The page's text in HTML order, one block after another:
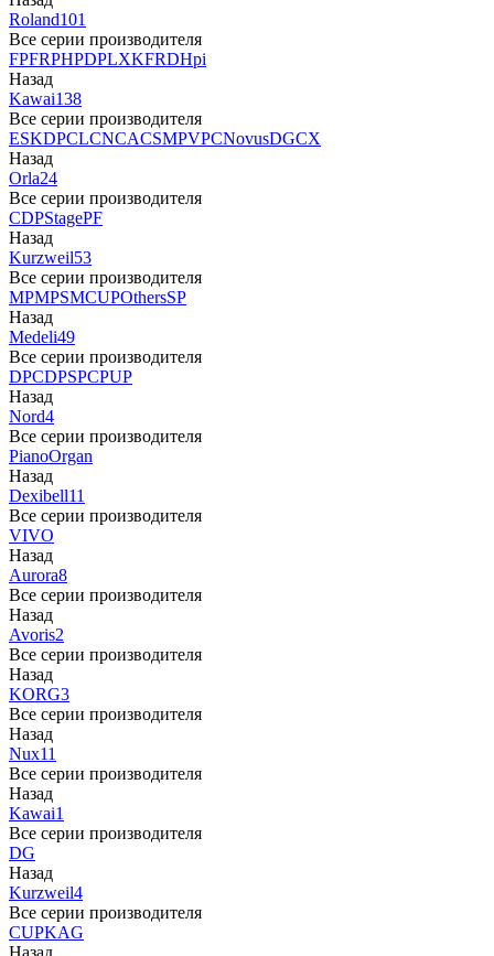
Roland101
Все серии производителя
FPFRPHPDPLXKFRDHpi
Назад
Kawai138
Все серии производителя
ESKDPCLCNCACSMPVPCNovusDGCX
Назад
Orla24
Все серии производителя
CDPStagePF
Назад
Kurzweil53
Все серии производителя
MPMPSMCUPOthersSP
Назад
Medeli49
Все серии производителя
DPCDPSPCPUP
Назад
Nord4
Все серии производителя
PianoOrgan
Назад
Dexibell11
Все серии производителя
VIVO
Назад
Aurora8
Все серии производителя
Назад
Avoris2
Все серии производителя
Назад
KORG3
Все серии производителя
Назад
Nux11
Все серии производителя
Назад
Kawai1
Все серии производителя
DG
Назад
Kurzweil4
Все серии производителя
CUPKAG
Назад